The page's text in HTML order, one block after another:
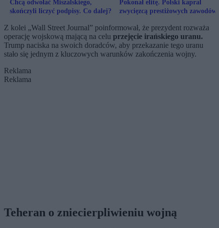
Chcą odwołać Miszalskiego,
skończyli liczyć podpisy. Co dalej?
Pokonał elitę. Polski kapral
zwycięzcą prestiżowych zawodów
Z kolei „Wall Street Journal” poinformował, że prezydent rozważa
operację wojskową mającą na celu przejęcie irańskiego uranu.
Trump naciska na swoich doradców, aby przekazanie tego uranu
stało się jednym z kluczowych warunków zakończenia wojny.
Reklama
Reklama
Teheran o zniecierpliwieniu wojną